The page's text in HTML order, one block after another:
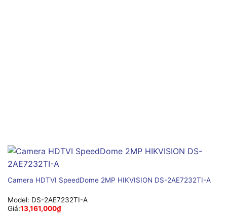
Camera HDTVI SpeedDome 2MP HIKVISION DS-2AE7232TI-A
Model: DS-2AE7232TI-A
Giá:13,161,000₫